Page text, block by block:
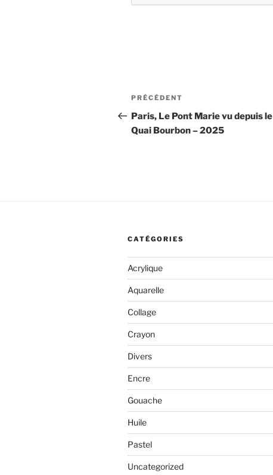
Navigation
de
l’article
Article
précédent
PRÉCÉDENT
Paris, Le Pont Marie vu depuis le
Quai Bourbon – 2025
CATÉGORIES
Acrylique
Aquarelle
Collage
Crayon
Divers
Encre
Gouache
Huile
Pastel
Uncategorized